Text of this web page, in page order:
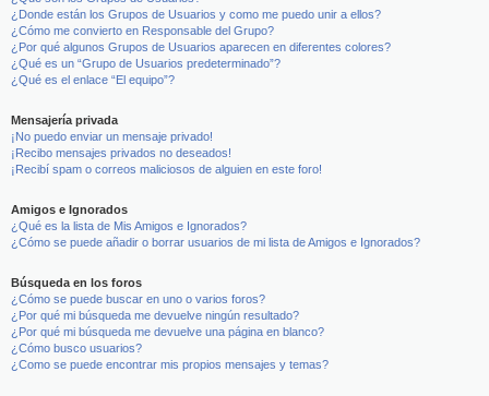
¿Donde están los Grupos de Usuarios y como me puedo unir a ellos?
¿Cómo me convierto en Responsable del Grupo?
¿Por qué algunos Grupos de Usuarios aparecen en diferentes colores?
¿Qué es un “Grupo de Usuarios predeterminado”?
¿Qué es el enlace “El equipo”?
Mensajería privada
¡No puedo enviar un mensaje privado!
¡Recibo mensajes privados no deseados!
¡Recibí spam o correos maliciosos de alguien en este foro!
Amigos e Ignorados
¿Qué es la lista de Mis Amigos e Ignorados?
¿Cómo se puede añadir o borrar usuarios de mi lista de Amigos e Ignorados?
Búsqueda en los foros
¿Cómo se puede buscar en uno o varios foros?
¿Por qué mi búsqueda me devuelve ningún resultado?
¿Por qué mi búsqueda me devuelve una página en blanco?
¿Cómo busco usuarios?
¿Como se puede encontrar mis propios mensajes y temas?